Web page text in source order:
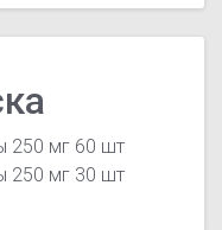
250 мг 60 шт
250 мг 30 шт